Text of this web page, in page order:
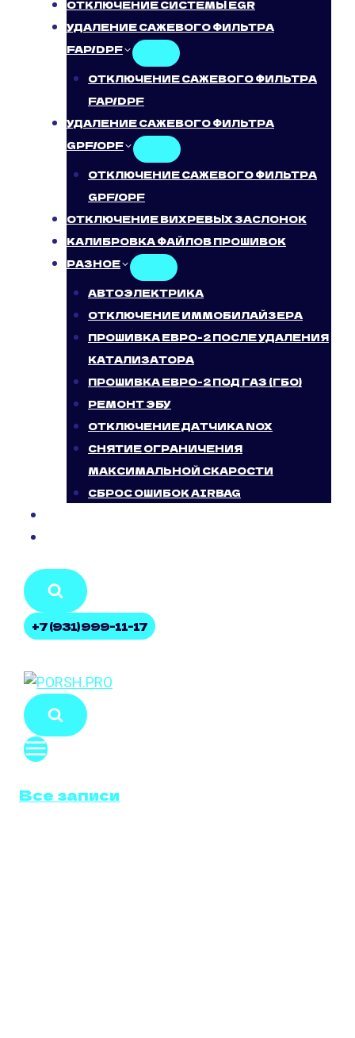
ОТКЛЮЧЕНИЕ СИСТЕМЫ EGR
УДАЛЕНИЕ САЖЕВОГО ФИЛЬТРА
FAP/DPF
ОТКЛЮЧЕНИЕ САЖЕВОГО ФИЛЬТРА
FAP/DPF
УДАЛЕНИЕ САЖЕВОГО ФИЛЬТРА
GPF/OPF
ОТКЛЮЧЕНИЕ САЖЕВОГО ФИЛЬТРА
GPF/OPF
ОТКЛЮЧЕНИЕ ВИХРЕВЫХ ЗАСЛОНОК
КАЛИБРОВКА ФАЙЛОВ ПРОШИВОК
РАЗНОЕ
АВТОЭЛЕКТРИКА
ОТКЛЮЧЕНИЕ ИММОБИЛАЙЗЕРА
ПРОШИВКА ЕВРО-2 ПОСЛЕ УДАЛЕНИЯ
КАТАЛИЗАТОРА
ПРОШИВКА ЕВРО-2 ПОД ГАЗ (ГБО)
РЕМОНТ ЭБУ
ОТКЛЮЧЕНИЕ ДАТЧИКА NOX
СНЯТИЕ ОГРАНИЧЕНИЯ
МАКСИМАЛЬНОЙ СКАРОСТИ
СБРОС ОШИБОК AIRBAG
+7 (931) 999-11-17
Все записи